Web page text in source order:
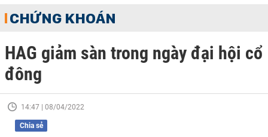
CHỨNG KHOÁN
HAG giảm sàn trong ngày đại hội cổ
đông
14:47 | 08/04/2022
Chia sẻ